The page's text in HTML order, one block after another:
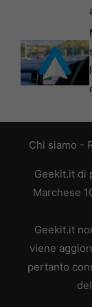
Chi siamo -
Geekit.it di
Marchese
Geekit.it
viene
pertanto